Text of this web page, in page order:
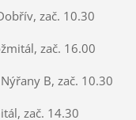
zač. 10.30
zač. 16.00
B, zač. 10.30
zač. 14.30